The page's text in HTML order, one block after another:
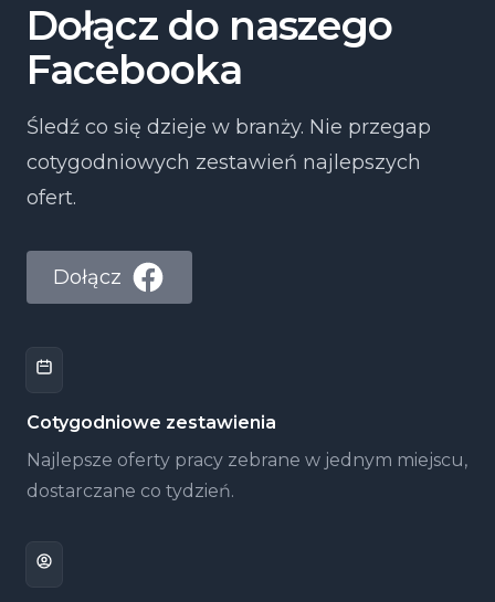
Dołącz do naszego
Facebooka
Śledź co się dzieje w branży. Nie przegap
cotygodniowych zestawień najlepszych
ofert.
Dołącz
Cotygodniowe zestawienia
Najlepsze oferty pracy zebrane w jednym miejscu,
dostarczane co tydzień.